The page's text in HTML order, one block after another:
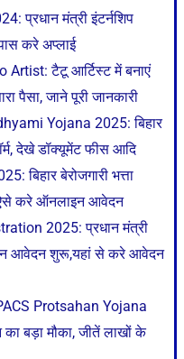
प्रधान मंत्री इंटर्नशिप
करे अप्लाई
टैटू आर्टिस्ट में बनाएं
पैसा, जाने पूरी जानकारी
Yojana 2025: बिहार
देखे डॉक्यूमेंट फीस आदि
बिहार बेरोजगारी भत्ता
करे ऑनलाइन आवेदन
2025: प्रधान मंत्री
आवेदन शुरू,यहां से करे आवेदन
Protsahan Yojana
बड़ा मौका, जीतें लाखों के